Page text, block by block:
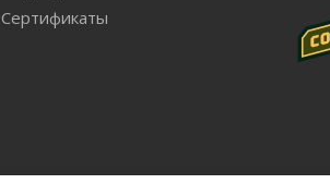
Сертификаты